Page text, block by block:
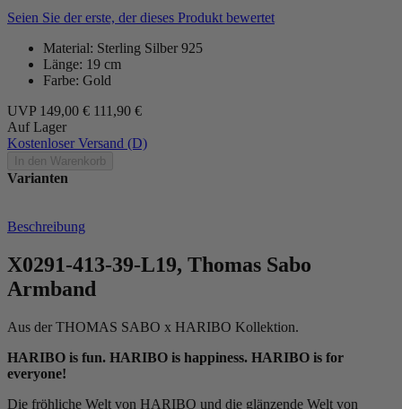
Seien Sie der erste, der dieses Produkt bewertet
Material: Sterling Silber 925
Länge: 19 cm
Farbe: Gold
UVP 149,00 € 111,90 €
Auf Lager
Kostenloser Versand (D)
In den Warenkorb
Varianten
Beschreibung
X0291-413-39-L19, Thomas Sabo
Armband
Aus der THOMAS SABO x HARIBO Kollektion.
HARIBO is fun. HARIBO is happiness. HARIBO is for
everyone!
Die fröhliche Welt von HARIBO und die glänzende Welt von